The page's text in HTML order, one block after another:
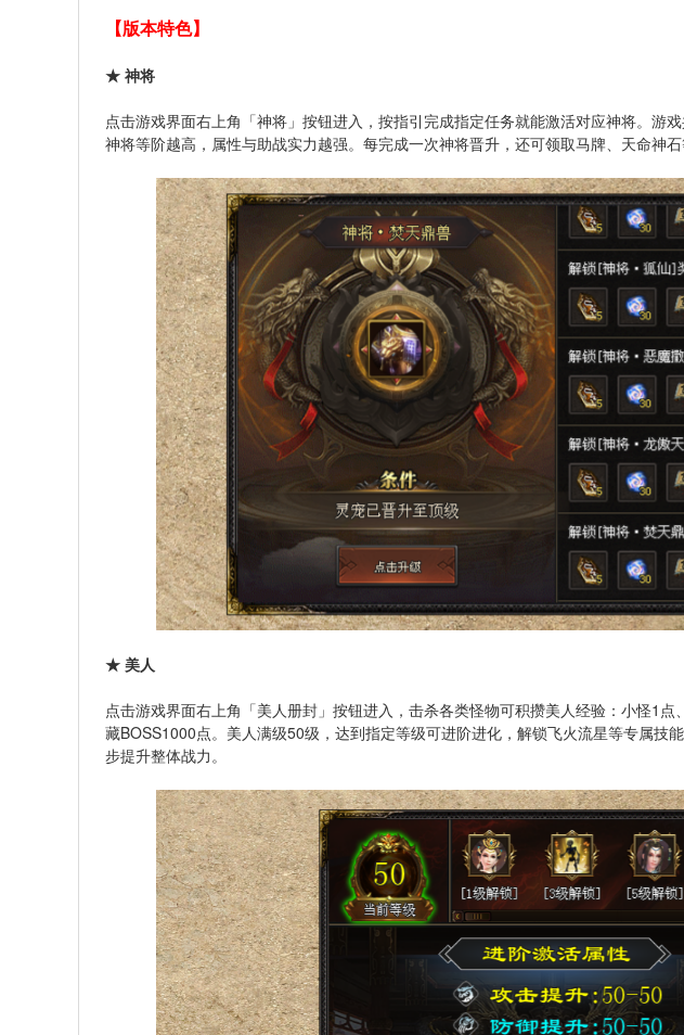
【版本特色】
★ 神将
点击游戏界面右上角「神将」按钮进入，按指引完成指定任务就能激活对应神将。游
神将等阶越高，属性与助战实力越强。每完成一次神将晋升，还可领取马牌、天命神石
★ 美人
点击游戏界面右上角「美人册封」按钮进入，击杀各类怪物可积攒美人经验：小怪1
藏BOSS1000点。美人满级50级，达到指定等级可进阶进化，解锁飞火流星等专属技
步提升整体战力。